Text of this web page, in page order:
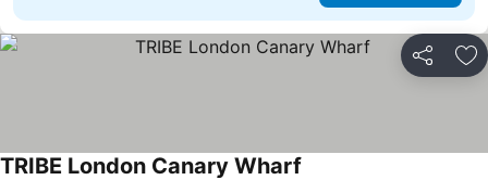
Jaa
TRIBE London Canary Wharf